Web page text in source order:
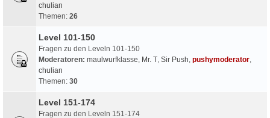
chulian
Themen: 26
Level 101-150
Fragen zu den Leveln 101-150
Moderatoren: maulwurfklasse, Mr. T, Sir Push, pushymoderator,
chulian
Themen: 30
Level 151-174
Fragen zu den Leveln 151-174